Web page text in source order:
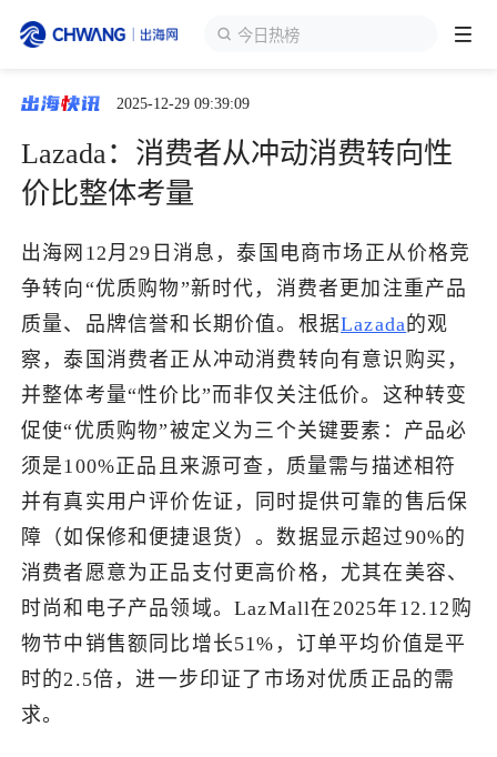
今日热榜
跨境展会
出海服务
出海资讯
跨境报告
出海导航
出海交流群
了解出海网
2025-12-29 09:39:09
Lazada：消费者从冲动消费转向性
价比整体考量
出海网12月29日消息，泰国电商市场正从价格竞
争转向“优质购物”新时代，消费者更加注重产品
质量、品牌信誉和长期价值。根据Lazada的观
察，泰国消费者正从冲动消费转向有意识购买，
并整体考量“性价比”而非仅关注低价。这种转变
促使“优质购物”被定义为三个关键要素：产品必
须是100%正品且来源可查，质量需与描述相符
并有真实用户评价佐证，同时提供可靠的售后保
障（如保修和便捷退货）。数据显示超过90%的
消费者愿意为正品支付更高价格，尤其在美容、
时尚和电子产品领域。LazMall在2025年12.12购
物节中销售额同比增长51%，订单平均价值是平
时的2.5倍，进一步印证了市场对优质正品的需
求。